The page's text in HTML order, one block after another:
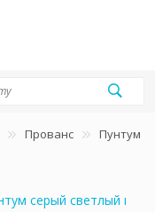
Прованс Пунтум